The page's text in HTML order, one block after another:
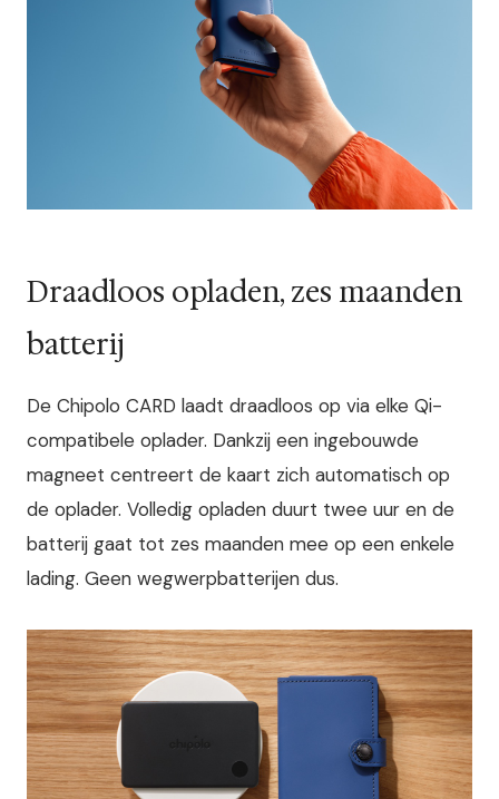
Draadloos opladen, zes maanden
batterij
De Chipolo CARD laadt draadloos op via elke Qi-
compatibele oplader. Dankzij een ingebouwde
magneet centreert de kaart zich automatisch op
de oplader. Volledig opladen duurt twee uur en de
batterij gaat tot zes maanden mee op een enkele
lading. Geen wegwerpbatterijen dus.